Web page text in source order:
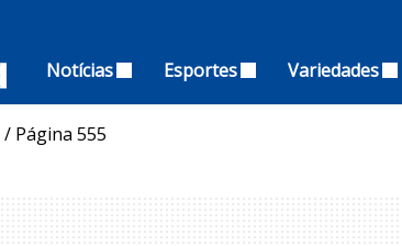
Notícias Esportes Variedades
/ Página 555